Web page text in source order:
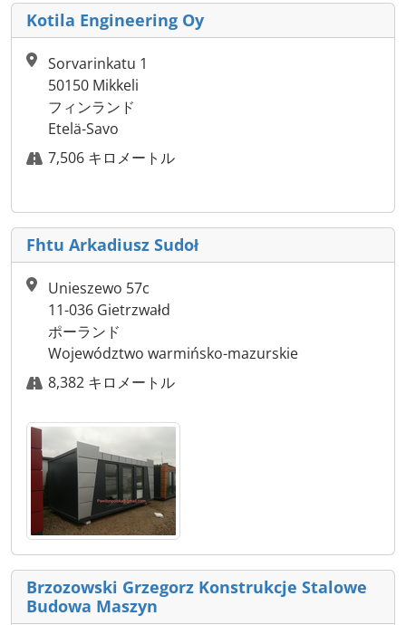
Kotila Engineering Oy
Sorvarinkatu 1
50150 Mikkeli
フィンランド
Etelä-Savo
7,506 キロメートル
Fhtu Arkadiusz Sudoł
Unieszewo 57c
11-036 Gietrzwałd
ポーランド
Województwo warmińsko-mazurskie
8,382 キロメートル
Brzozowski Grzegorz Konstrukcje Stalowe
Budowa Maszyn